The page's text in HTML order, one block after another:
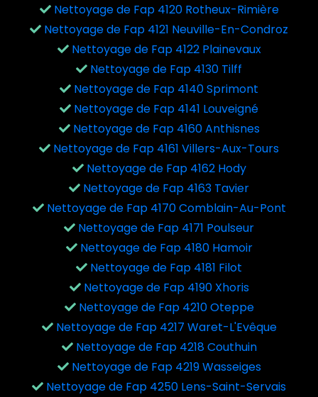
Nettoyage de Fap 4120 Rotheux-Rimière
Nettoyage de Fap 4121 Neuville-En-Condroz
Nettoyage de Fap 4122 Plainevaux
Nettoyage de Fap 4130 Tilff
Nettoyage de Fap 4140 Sprimont
Nettoyage de Fap 4141 Louveigné
Nettoyage de Fap 4160 Anthisnes
Nettoyage de Fap 4161 Villers-Aux-Tours
Nettoyage de Fap 4162 Hody
Nettoyage de Fap 4163 Tavier
Nettoyage de Fap 4170 Comblain-Au-Pont
Nettoyage de Fap 4171 Poulseur
Nettoyage de Fap 4180 Hamoir
Nettoyage de Fap 4181 Filot
Nettoyage de Fap 4190 Xhoris
Nettoyage de Fap 4210 Oteppe
Nettoyage de Fap 4217 Waret-L'Evêque
Nettoyage de Fap 4218 Couthuin
Nettoyage de Fap 4219 Wasseiges
Nettoyage de Fap 4250 Lens-Saint-Servais